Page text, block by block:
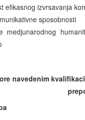
efikasnog izvrsavanja
sposobnosti
medjunarodnog
navedenim